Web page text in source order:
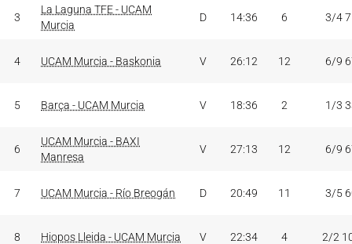
3
La Laguna TFE - UCAM
Murcia
D 14:36 6 3/4
4 UCAM Murcia - Baskonia V 26:12 12 6/9
5 Barça - UCAM Murcia V 18:36 2 1/3
6
UCAM Murcia - BAXI
Manresa
V 27:13 12 6/9
7 UCAM Murcia - Río Breogán D 20:49 11 3/5
8 Hiopos Lleida - UCAM Murcia V 22:34 4 2/2